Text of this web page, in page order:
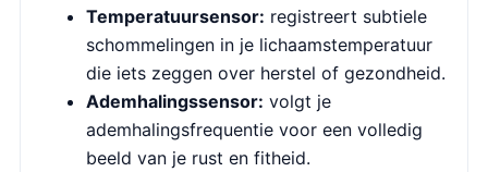
Temperatuursensor: registreert subtiele
schommelingen in je lichaamstemperatuur
die iets zeggen over herstel of gezondheid.
Ademhalingssensor: volgt je
ademhalingsfrequentie voor een volledig
beeld van je rust en fitheid.